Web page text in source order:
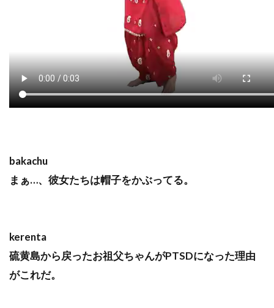
bakachu
まぁ…、彼女たちは帽子をかぶってる。
kerenta
硫黄島から戻ったお祖父ちゃんがPTSDになった理由
がこれだ。